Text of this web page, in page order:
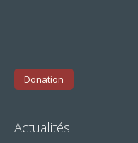
Donation
Actualités